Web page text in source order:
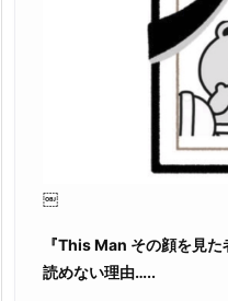
￼
『This Man その顔を見
読めない理由…..